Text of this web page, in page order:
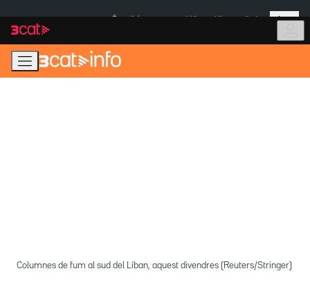
navegació
principal
contingut
Més
Columnes de fum al sud del Líban, aquest divendres (Reuters/Stringer)